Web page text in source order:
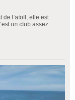
de l’atoll, elle est
un club assez